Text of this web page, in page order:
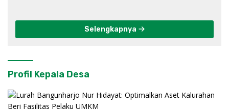
Selengkapnya
Profil Kepala Desa